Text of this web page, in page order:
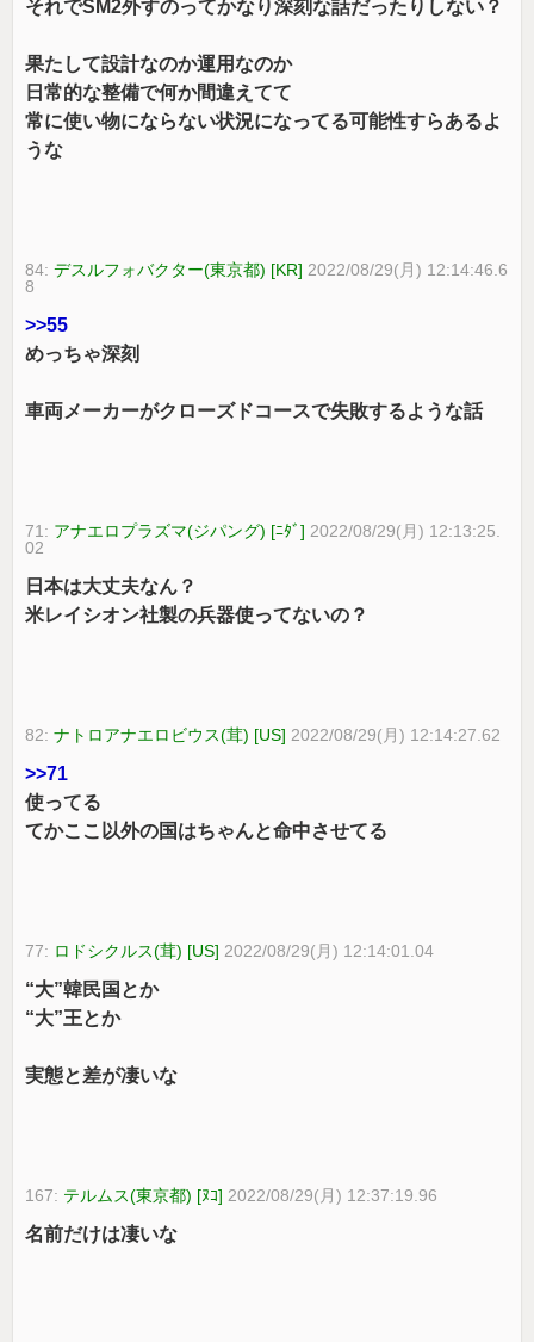
それでSM2外すのってかなり深刻な話だったりしない？
果たして設計なのか運用なのか
日常的な整備で何か間違えてて
常に使い物にならない状況になってる可能性すらあるよ
うな
84:デスルフォバクター(東京都) [KR] 2022/08/29(月) 12:14:46.6
8
>>55
めっちゃ深刻
車両メーカーがクローズドコースで失敗するような話
71: アナエロプラズマ(ジパング) [ﾆﾀﾞ] 2022/08/29(月) 12:13:25.
02
日本は大丈夫なん？
米レイシオン社製の兵器使ってないの？
82:ナトロアナエロビウス(茸) [US] 2022/08/29(月) 12:14:27.62
>>71
使ってる
てかここ以外の国はちゃんと命中させてる
77: ロドシクルス(茸) [US] 2022/08/29(月) 12:14:01.04
“大”韓民国とか
“大”王とか
実態と差が凄いな
167: テルムス(東京都) [ﾇｺ] 2022/08/29(月) 12:37:19.96
名前だけは凄いな